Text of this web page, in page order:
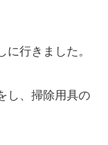
行きました。
し、掃除用具の